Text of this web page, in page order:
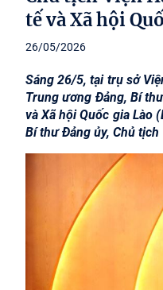
tế và Xã hội
26/05/2026
Sáng 26/5, tại trụ sở
Trung ương Đảng, Bí
và Xã hội Quốc gia Lào
Bí thư Đảng ủy, Chủ tịch